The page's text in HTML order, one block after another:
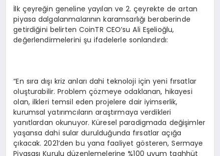
İlk çeyreğin geneline yayılan ve 2. çeyrekte de artan
piyasa dalgalanmalarının karamsarlığı beraberinde
getirdiğini belirten CoinTR CEO’su Ali Eşelioğlu,
değerlendirmelerini şu ifadelerle sonlandırdı:
“En sıra dışı kriz anları dahi teknoloji için yeni fırsatlar
oluşturabilir. Problem çözmeye odaklanan, hikayesi
olan, ilkleri temsil eden projelere dair iyimserlik,
kurumsal yatırımcıların araştırmaya verdikleri
yanıtlardan okunuyor. Küresel paradigmada değişimler
yaşansa dahi sular durulduğunda fırsatlar açığa
çıkacak. 2021’den bu yana faaliyet gösteren, Sermaye
Piyasası Kurulu düzenlemelerine %100 uyum taahhüt